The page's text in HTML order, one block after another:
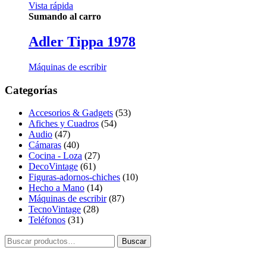
Vista rápida
Sumando al carro
Adler Tippa 1978
Máquinas de escribir
Categorías
Accesorios & Gadgets (53)
Afiches y Cuadros (54)
Audio (47)
Cámaras (40)
Cocina - Loza (27)
DecoVintage (61)
Figuras-adornos-chiches (10)
Hecho a Mano (14)
Máquinas de escribir (87)
TecnoVintage (28)
Teléfonos (31)
Buscar
por:
Buscar